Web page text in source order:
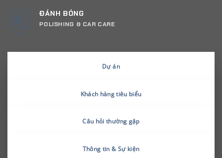
ĐÁNH BÓNG
POLISHING & CAR CARE
Dự án
Khách hàng tiêu biểu
Câu hỏi thường gặp
Thông tin & Sự kiện